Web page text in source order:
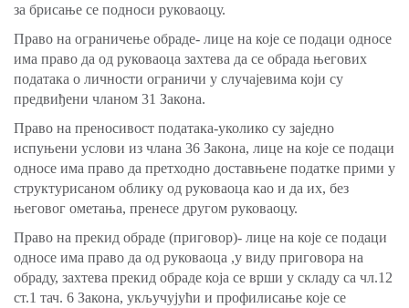
за брисање се подноси руковаоцу.
Право на ограничење обраде- лице на које се подаци односе
има право да од руковаоца захтева да се обрада његових
података о личности ограничи у случајевима који су
предвиђени чланом 31 Закона.
Право на преносивост података-уколико су заједно
испуњени услови из члана 36 Закона, лице на које се подаци
односе има право да претходно доставњене податке прими у
структурисаном облику од руковаоца као и да их, без
његовог ометања, пренесе другом руковаоцу.
Право на прекид обраде (приговор)- лице на које се подаци
односе има право да од руковаоца ,у виду приговора на
обраду, захтева прекид обраде која се врши у складу са чл.12
ст.1 тач. 6 Закона, укључујући и профилисање које се